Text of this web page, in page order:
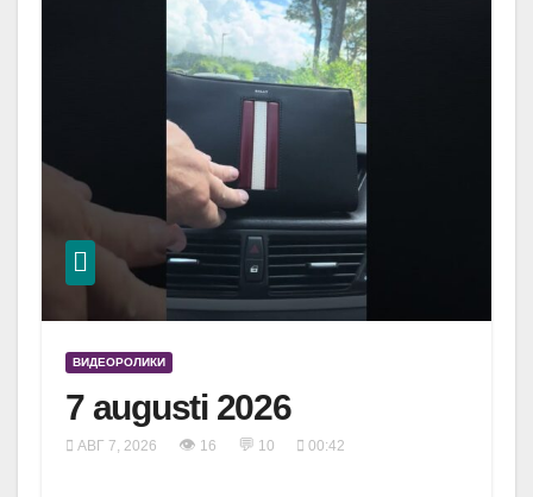
ВИДЕОРОЛИКИ
7 augusti 2026
АВГ 7, 2026 👁 16 💬 10 00:42